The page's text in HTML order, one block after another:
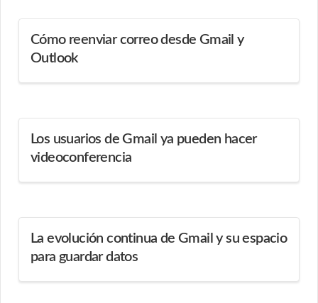
Cómo reenviar correo desde Gmail y
Outlook
Los usuarios de Gmail ya pueden hacer
videoconferencia
La evolución continua de Gmail y su espacio
para guardar datos